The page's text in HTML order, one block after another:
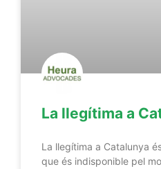
La llegítima a
La llegítima a Catalunya
que és indisponible pel